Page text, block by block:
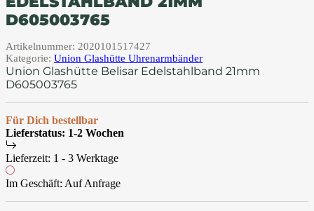
D605003765
Artikelnummer: 2020101517427
Kategorie: Union Glashütte Uhrenarmbänder
Union Glashütte Belisar Edelstahlband 21mm
D605003765
Für Dich bestellbar
Lieferstatus: 1-2 Wochen
Lieferzeit: 1 - 3 Werktage
Im Geschäft: Auf Anfrage